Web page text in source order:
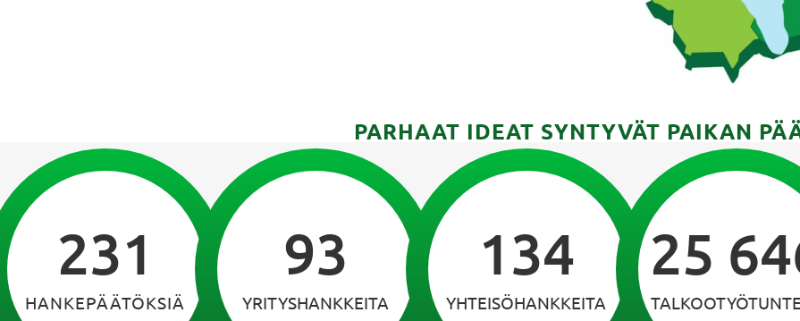
PARHAAT IDEAT SYNTYVÄT PAIKAN
HANKEPÄÄTÖKSIÄ
231
YRITYSHANKKEITA
93
YHTEISÖHANKKEITA
134 25